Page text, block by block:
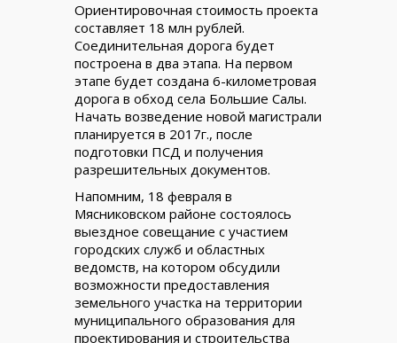
Ориентировочная стоимость проекта
составляет 18 млн рублей.
Соединительная дорога будет
построена в два этапа. На первом
этапе будет создана 6-километровая
дорога в обход села Большие Салы.
Начать возведение новой магистрали
планируется в 2017г., после
подготовки ПСД и получения
разрешительных документов.
Напомним, 18 февраля в
Мясниковском районе состоялось
выездное совещание с участием
городских служб и областных
ведомств, на котором обсудили
возможности предоставления
земельного участка на территории
муниципального образования для
проектирования и строительства